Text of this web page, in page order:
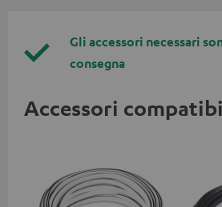
Gli accessori necessari
consegna
Accessori